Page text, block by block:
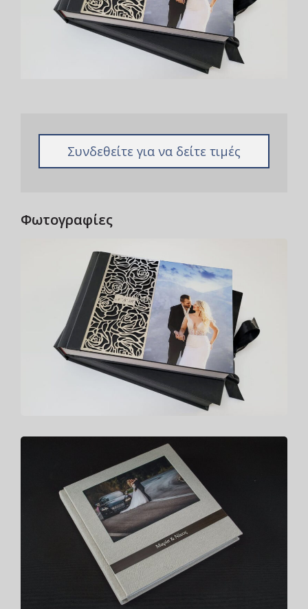
Συνδεθείτε για να δείτε τιμές
Φωτογραφίες